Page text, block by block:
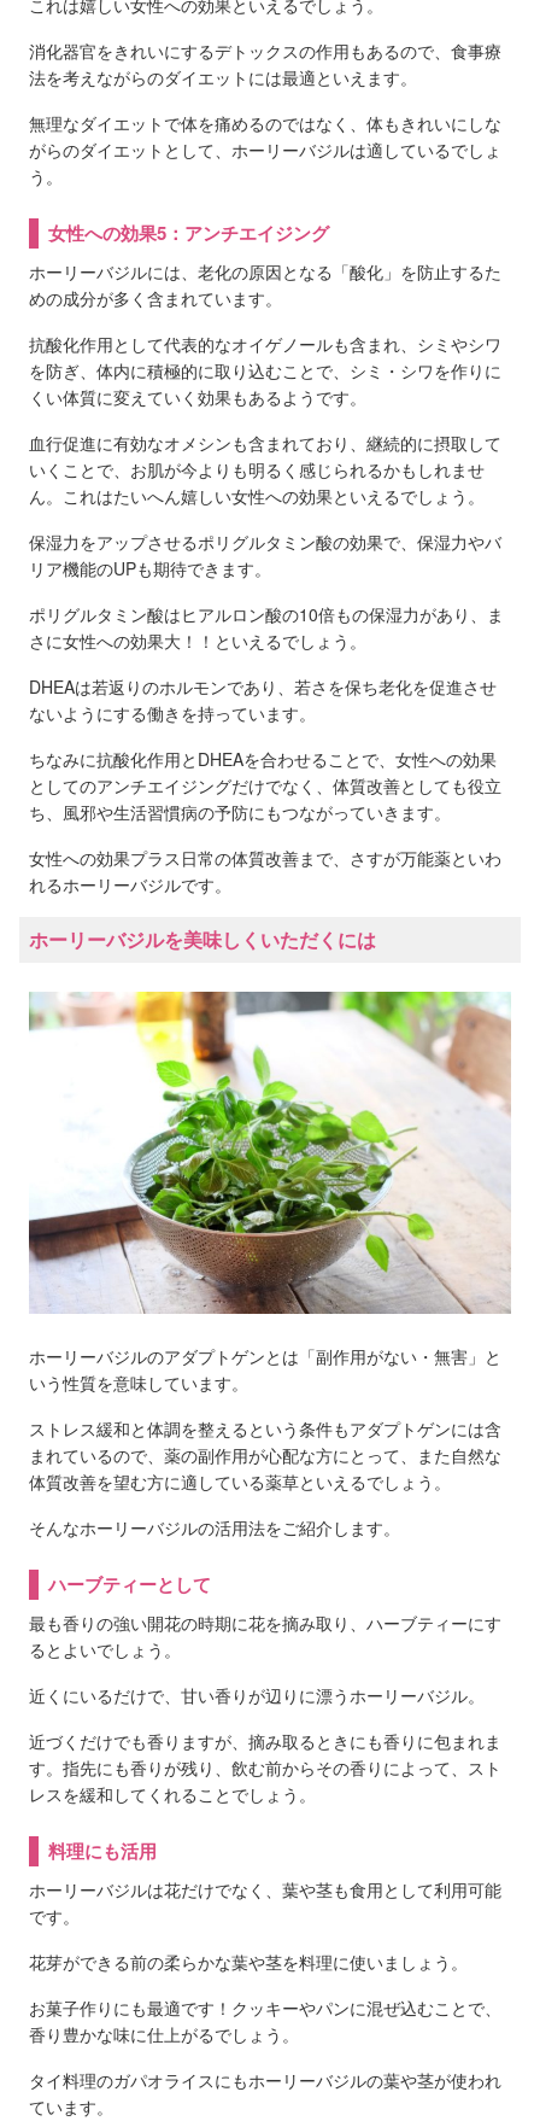
これは嬉しい女性への効果といえるでしょう。
消化器官をきれいにするデトックスの作用もあるので、食事療
法を考えながらのダイエットには最適といえます。
無理なダイエットで体を痛めるのではなく、体もきれいにしな
がらのダイエットとして、ホーリーバジルは適しているでしょ
う。
女性への効果5：アンチエイジング
ホーリーバジルには、老化の原因となる「酸化」を防止するた
めの成分が多く含まれています。
抗酸化作用として代表的なオイゲノールも含まれ、シミやシワ
を防ぎ、体内に積極的に取り込むことで、シミ・シワを作りに
くい体質に変えていく効果もあるようです。
血行促進に有効なオメシンも含まれており、継続的に摂取して
いくことで、お肌が今よりも明るく感じられるかもしれませ
ん。これはたいへん嬉しい女性への効果といえるでしょう。
保湿力をアップさせるポリグルタミン酸の効果で、保湿力やバ
リア機能のUPも期待できます。
ポリグルタミン酸はヒアルロン酸の10倍もの保湿力があり、ま
さに女性への効果大！！といえるでしょう。
DHEAは若返りのホルモンであり、若さを保ち老化を促進させ
ないようにする働きを持っています。
ちなみに抗酸化作用とDHEAを合わせることで、女性への効果
としてのアンチエイジングだけでなく、体質改善としても役立
ち、風邪や生活習慣病の予防にもつながっていきます。
女性への効果プラス日常の体質改善まで、さすが万能薬といわ
れるホーリーバジルです。
ホーリーバジルを美味しくいただくには
ホーリーバジルのアダプトゲンとは「副作用がない・無害」と
いう性質を意味しています。
ストレス緩和と体調を整えるという条件もアダプトゲンには含
まれているので、薬の副作用が心配な方にとって、また自然な
体質改善を望む方に適している薬草といえるでしょう。
そんなホーリーバジルの活用法をご紹介します。
ハーブティーとして
最も香りの強い開花の時期に花を摘み取り、ハーブティーにす
るとよいでしょう。
近くにいるだけで、甘い香りが辺りに漂うホーリーバジル。
近づくだけでも香りますが、摘み取るときにも香りに包まれま
す。指先にも香りが残り、飲む前からその香りによって、スト
レスを緩和してくれることでしょう。
料理にも活用
ホーリーバジルは花だけでなく、葉や茎も食用として利用可能
です。
花芽ができる前の柔らかな葉や茎を料理に使いましょう。
お菓子作りにも最適です！クッキーやパンに混ぜ込むことで、
香り豊かな味に仕上がるでしょう。
タイ料理のガパオライスにもホーリーバジルの葉や茎が使われ
ています。